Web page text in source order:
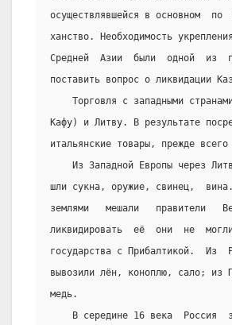
осуществлявшейся в основном
ханство. Необходимость
Средней  Азии  были  одной  из
поставить вопрос о ликвидации
Торговля с западными
Кафу) и Литву. В результате
итальянские товары, прежде
Из Западной Европы через
шли сукна, оружие, свинец,
землями   мешали   правители
ликвидировать  её  они  не
государства с Прибалтикой.
вывозили лён, коноплю, сало; из
медь.
В середине 16 века  Россия